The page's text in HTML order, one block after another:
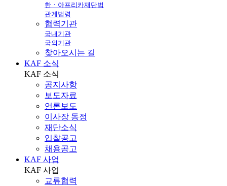
한ㆍ아프리카재단법
관계법령
협력기관
국내기관
국외기관
찾아오시는 길
KAF 소식
KAF 소식
공지사항
보도자료
언론보도
이사장 동정
재단소식
입찰공고
채용공고
KAF 사업
KAF 사업
교류협력